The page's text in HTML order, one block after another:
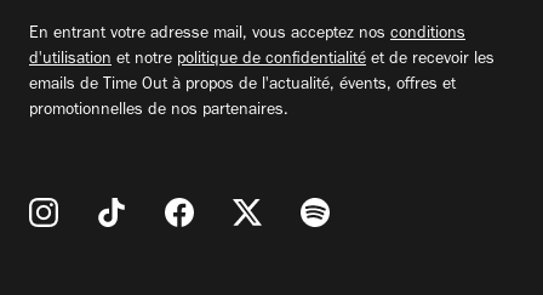
En entrant votre adresse mail, vous acceptez nos conditions
d'utilisation et notre politique de confidentialité et de recevoir les
emails de Time Out à propos de l'actualité, évents, offres et
promotionnelles de nos partenaires.